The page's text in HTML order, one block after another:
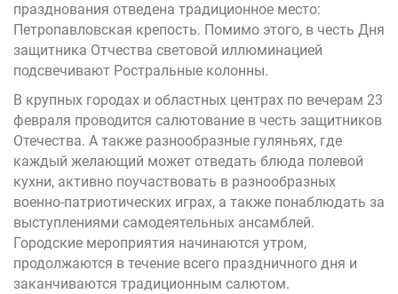
празднования отведена традиционное место:
Петропавловская крепость. Помимо этого, в честь Дня
защитника Отчества световой иллюминацией
подсвечивают Ростральные колонны.
В крупных городах и областных центрах по вечерам 23
февраля проводится салютование в честь защитников
Отечества. А также разнообразные гуляньях, где
каждый желающий может отведать блюда полевой
кухни, активно поучаствовать в разнообразных
военно-патриотических играх, а также понаблюдать за
выступлениями самодеятельных ансамблей.
Городские мероприятия начинаются утром,
продолжаются в течение всего праздничного дня и
заканчиваются традиционным салютом.